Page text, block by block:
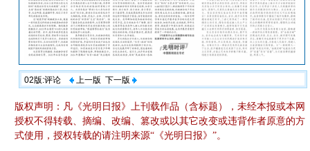
02版:评论 上一版 下一版
版权声明：凡《光明日报》上刊载作品（含标题），未经本报或本网
授权不得转载、摘编、改编、篡改或以其它改变或违背作者原意的方
式使用，授权转载的请注明来源“《光明日报》”。